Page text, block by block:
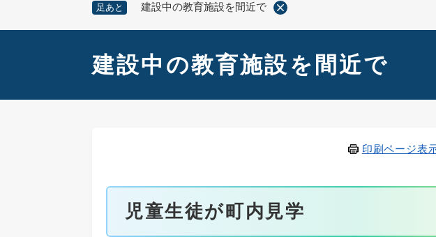
足あと 建設中の教育施設を間近で
建設中の教育施設を間近で
印刷ページ表
児童生徒が町内見学